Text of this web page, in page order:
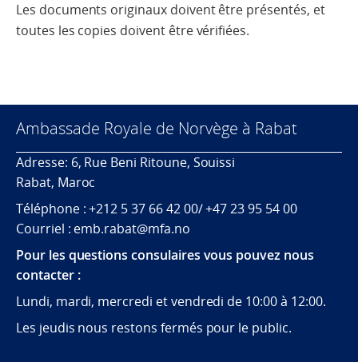
Les documents originaux doivent être présentés, et
toutes les copies doivent être vérifiées.
Ambassade Royale de Norvège à Rabat
Adresse: 6, Rue Beni Ritoune, Souissi
Rabat, Maroc
Téléphone : +212 5 37 66 42 00/ +47 23 95 54 00
Courriel : emb.rabat@mfa.no
Pour les questions consulaires vous pouvez nous
contacter :
Lundi, mardi, mercredi et vendredi de 10:00 à 12:00.
Les jeudis nous restons fermés pour le public.